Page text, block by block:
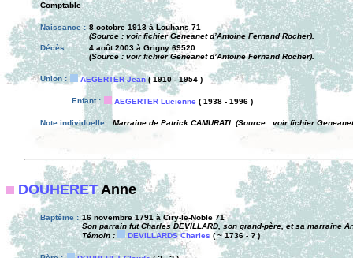
Comptable
Naissance : 8 octobre 1913 à Louhans 71
(Source : voir fichier Geneanet d’Antoine Fernand Rocher).
Décès :
4 août 2003 à Grigny 69520
(Source : voir fichier Geneanet d’Antoine Fernand Rocher).
Union : AEGERTER Jean ( 1910 - 1954 )
Enfant : AEGERTER Lucienne ( 1938 - 1996 )
Note individuelle : Marraine de Patrick CAMURATI. (Source : voir fichier
DOUHERETAnne
Baptême : 16 novembre 1791 à Ciry-le-Noble 71
Son parrain fut Charles DEVILLARD, son grand-père, et sa marraine
Témoin :
DEVILLARDS Charles ( ~ 1736 - ? )